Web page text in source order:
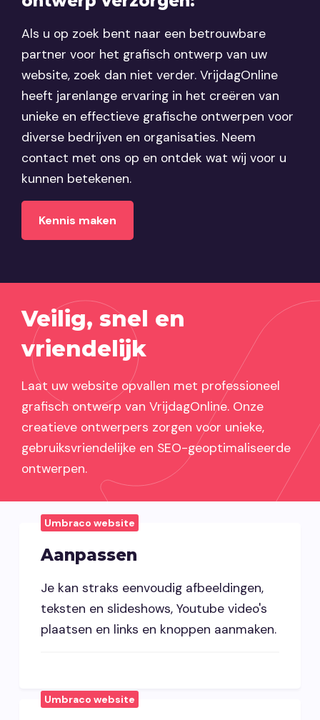
Als u op zoek bent naar een betrouwbare
partner voor het grafisch ontwerp van uw
website, zoek dan niet verder. VrijdagOnline
heeft jarenlange ervaring in het creëren van
unieke en effectieve grafische ontwerpen voor
diverse bedrijven en organisaties. Neem
contact met ons op en ontdek wat wij voor u
kunnen betekenen.
Kennis maken
Veilig, snel en
vriendelijk
Laat uw website opvallen met professioneel
grafisch ontwerp van VrijdagOnline. Onze
creatieve ontwerpers zorgen voor unieke,
gebruiksvriendelijke en SEO-geoptimaliseerde
ontwerpen.
Aanpassen
Umbraco website
Je kan straks eenvoudig afbeeldingen,
teksten en slideshows, Youtube video's
plaatsen en links en knoppen aanmaken.
Umbraco website